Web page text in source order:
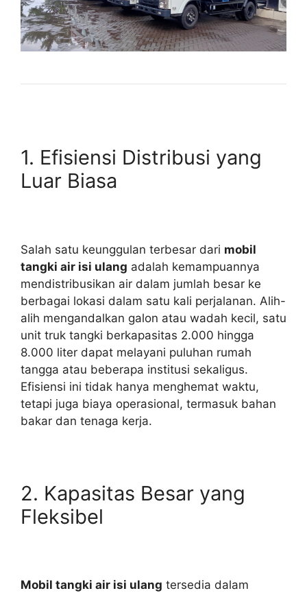
1. Efisiensi Distribusi yang
Luar Biasa
Salah satu keunggulan terbesar dari mobil
tangki air isi ulang adalah kemampuannya
mendistribusikan air dalam jumlah besar ke
berbagai lokasi dalam satu kali perjalanan. Alih-
alih mengandalkan galon atau wadah kecil, satu
unit truk tangki berkapasitas 2.000 hingga
8.000 liter dapat melayani puluhan rumah
tangga atau beberapa institusi sekaligus.
Efisiensi ini tidak hanya menghemat waktu,
tetapi juga biaya operasional, termasuk bahan
bakar dan tenaga kerja.
2. Kapasitas Besar yang
Fleksibel
Mobil tangki air isi ulang tersedia dalam